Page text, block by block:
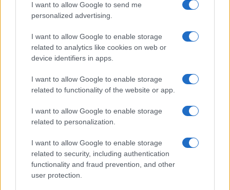
I want to allow Google to send me
personalized advertising.
I want to allow Google to enable storage
related to analytics like cookies on web or
device identifiers in apps.
I want to allow Google to enable storage
related to functionality of the website or app.
I want to allow Google to enable storage
related to personalization.
I want to allow Google to enable storage
related to security, including authentication
functionality and fraud prevention, and other
user protection.
Εξοικονομώ κατ’ οίκον:
νοικοκυριά
Εξοικονομώ κατ’ Οίκον: Tέλος
στις αιτήσεις για Στερεά και
Πελοπόννησο
«Εξοικονόμηση κατ’ οίκον ΙΙ»: